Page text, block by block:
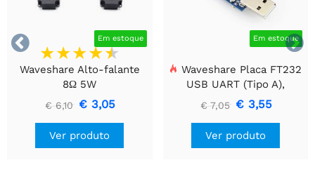

 Em estoque
Waveshare Alto-falante
8Ω 5W
€ 6,10 € 3,05
Ver produto
Em estoque
Waveshare Placa FT232
USB UART (Tipo A),
Módulo de Comunicação
USB Para TTL (UART)
€ 7,05 € 3,55
Ver produto